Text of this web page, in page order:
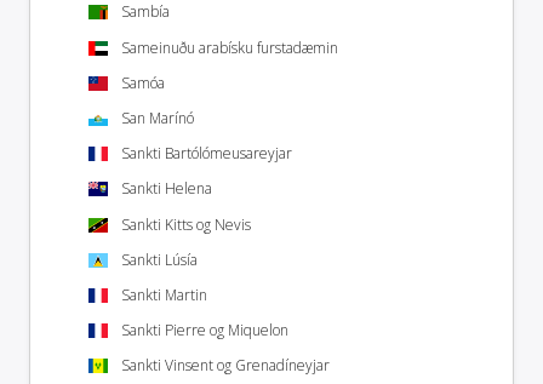
Sambía
Sameinuðu arabísku furstadæmin
Samóa
San Marínó
Sankti Bartólómeusareyjar
Sankti Helena
Sankti Kitts og Nevis
Sankti Lúsía
Sankti Martin
Sankti Pierre og Miquelon
Sankti Vinsent og Grenadíneyjar